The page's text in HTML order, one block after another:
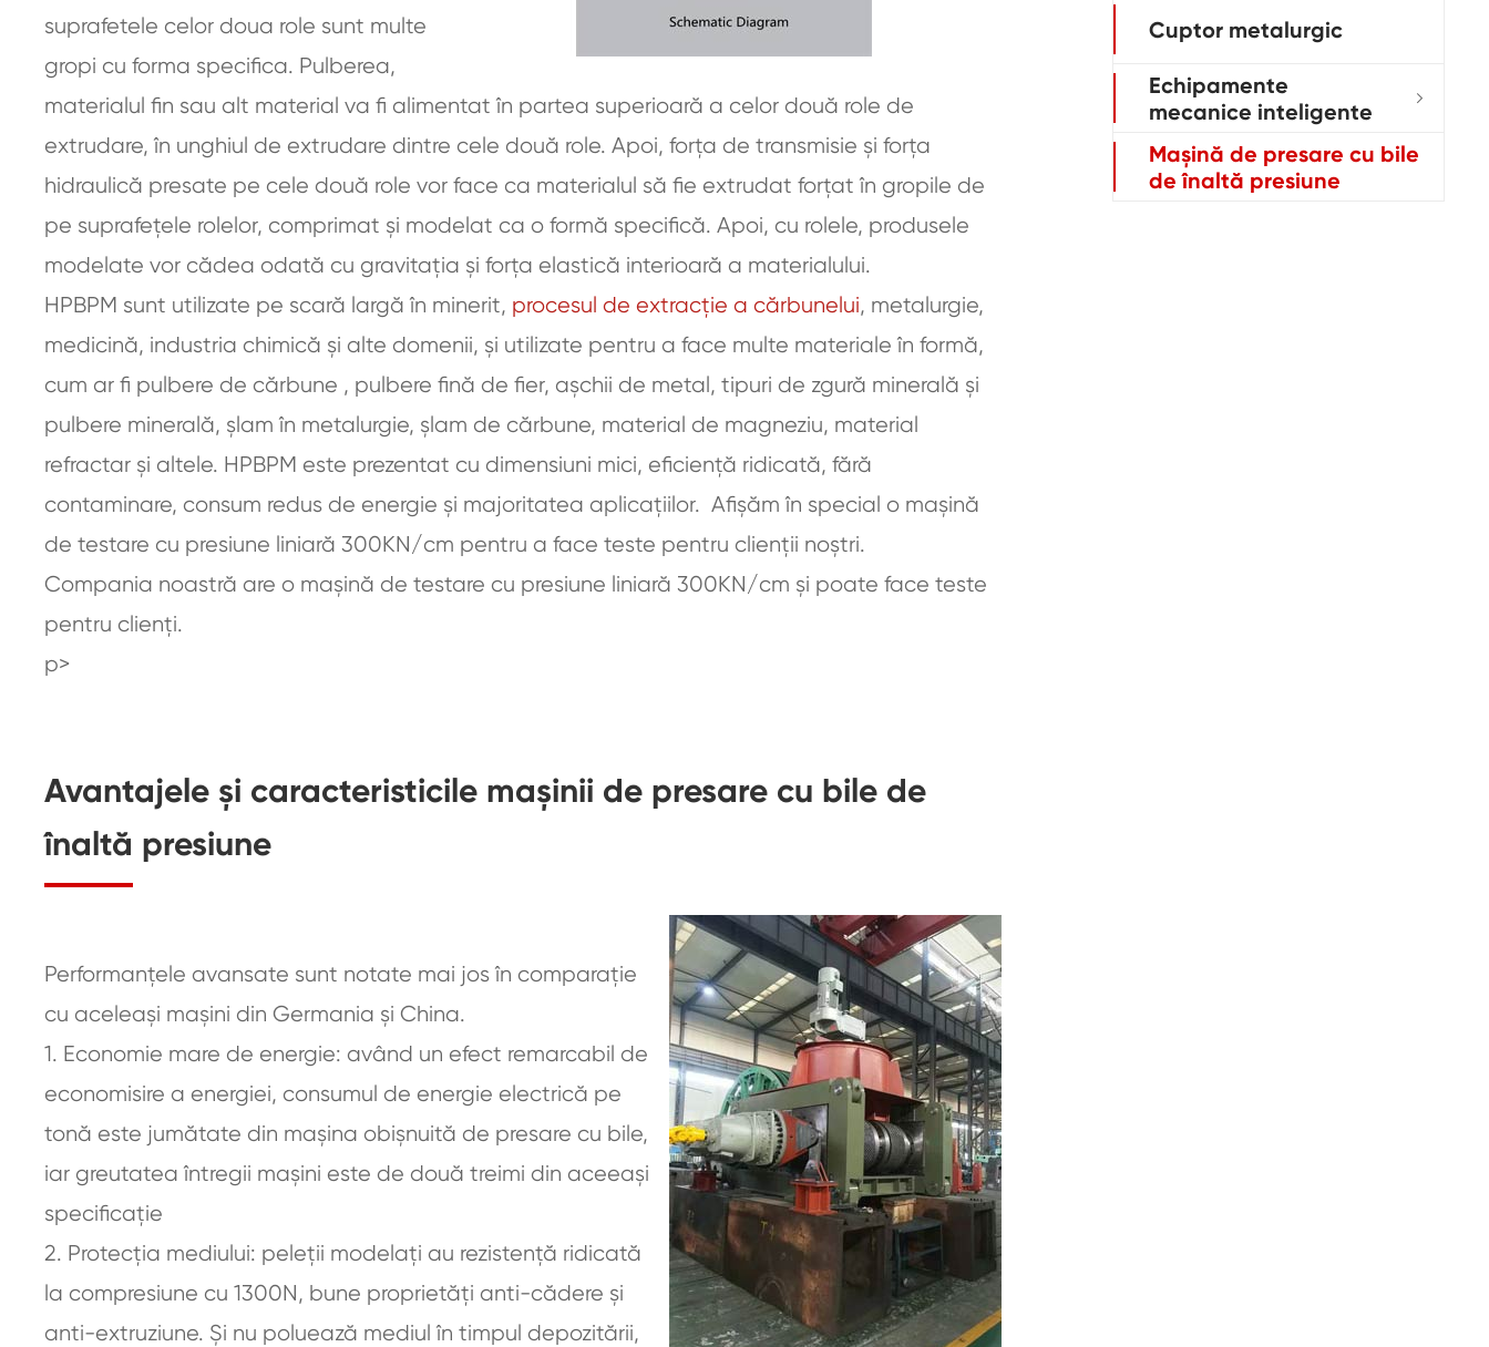
suprafetele celor doua role sunt multe
gropi cu forma specifica. Pulberea,
materialul fin sau alt material va fi alimentat în partea superioară a celor două role de
extrudare, în unghiul de extrudare dintre cele două role. Apoi, forța de transmisie și forța
hidraulică presate pe cele două role vor face ca materialul să fie extrudat forțat în gropile de
pe suprafețele rolelor, comprimat și modelat ca o formă specifică. Apoi, cu rolele, produsele
modelate vor cădea odată cu gravitația și forța elastică interioară a materialului.
HPBPM sunt utilizate pe scară largă în minerit, procesul de extracție a cărbunelui, metalurgie,
medicină, industria chimică și alte domenii, și utilizate pentru a face multe materiale în formă,
cum ar fi pulbere de cărbune , pulbere fină de fier, așchii de metal, tipuri de zgură minerală și
pulbere minerală, șlam în metalurgie, șlam de cărbune, material de magneziu, material
refractar și altele. HPBPM este prezentat cu dimensiuni mici, eficiență ridicată, fără
contaminare, consum redus de energie și majoritatea aplicațiilor. Afișăm în special o mașină
de testare cu presiune liniară 300KN/cm pentru a face teste pentru clienții noștri.
Compania noastră are o mașină de testare cu presiune liniară 300KN/cm și poate face teste
pentru clienți.
p>
Avantajele și caracteristicile mașinii de presare cu bile de
înaltă presiune
Performanțele avansate sunt notate mai jos în comparație
cu aceleași mașini din Germania și China.
1. Economie mare de energie: având un efect remarcabil de
economisire a energiei, consumul de energie electrică pe
tonă este jumătate din mașina obișnuită de presare cu bile,
iar greutatea întregii mașini este de două treimi din aceeași
specificație
2. Protecția mediului: peleții modelați au rezistență ridicată
la compresiune cu 1300N, bune proprietăți anti-cădere și
anti-extruziune. Și nu poluează mediul în timpul depozitării,
Cuptor metalurgic
Echipamente
mecanice inteligente

Mașină de presare cu bile
de înaltă presiune